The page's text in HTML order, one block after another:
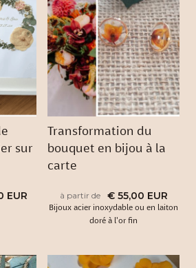
sur
EUR
Transformation du
bouquet en bijou à la
carte
à partir de € 55,00 EUR
Bijoux acier inoxydable ou en laiton
doré à l'or fin